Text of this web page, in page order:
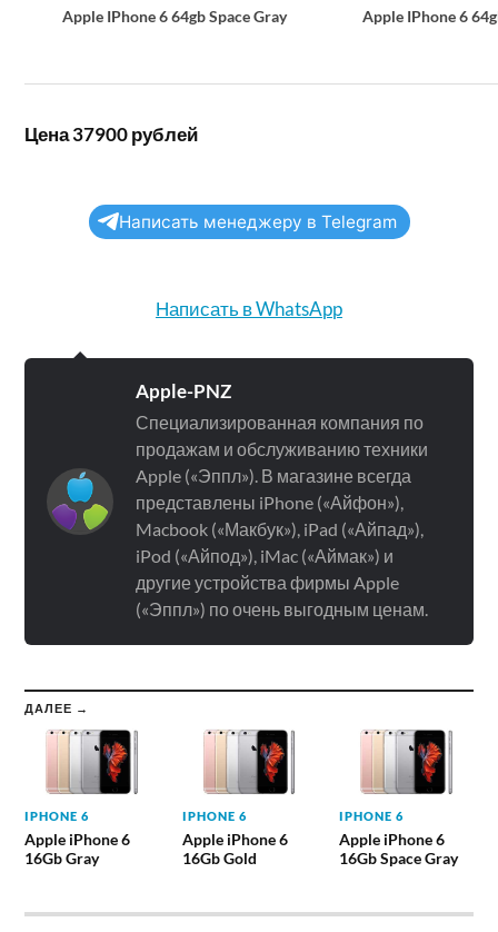
Apple IPhone 6 64gb Space Gray Apple IPhone 6
Цена 37900 рублей
Написать менеджеру в Telegram
Написать в WhatsApp
Apple-PNZ
Специализированная компания по
продажам и обслуживанию техники
Apple («Эппл»). В магазине всегда
представлены iPhone («Айфон»),
Macbook («Макбук»), iPad («Айпад»),
iPod («Айпод»), iMac («Аймак») и
другие устройства фирмы Apple
(«Эппл») по очень выгодным ценам.
ДАЛЕЕ →
IPHONE 6
Apple iPhone 6
16Gb Gray
IPHONE 6
Apple iPhone 6
16Gb Gold
IPHONE 6
Apple iPhone 6
16Gb Space Gray